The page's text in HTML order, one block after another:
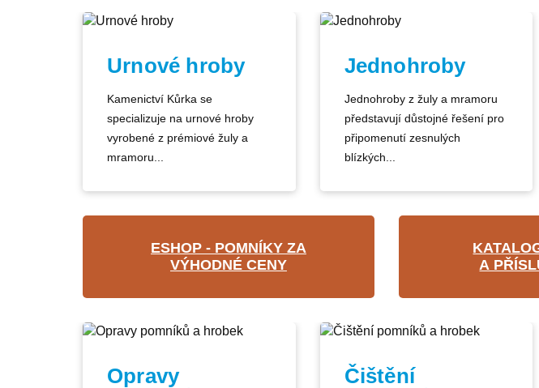
Urnové hroby
Kamenictví Kůrka se
specializuje na urnové hroby
vyrobené z prémiové žuly a
mramoru...
Jednohroby
Jednohroby z žuly a mramoru
představují důstojné řešení pro
připomenutí zesnulých
blízkých...
ESHOP - POMNÍKY ZA
VÝHODNÉ CENY
A
Opravy
Čištění